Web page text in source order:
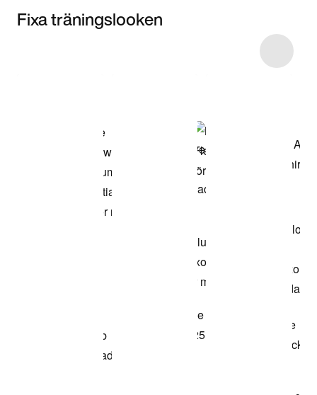
Fixa träningslooken